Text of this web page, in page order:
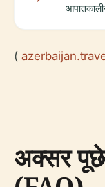
(
अक्सर पूछे